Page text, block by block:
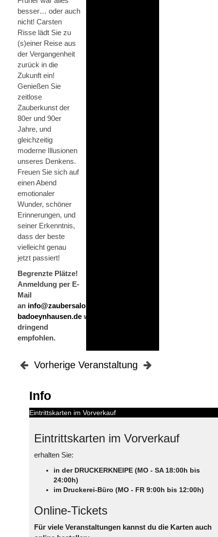
besser… oder auch
nicht! Carsten
Risse lädt Sie zu
(s)einer Reise aus
der Vergangenheit
zurück in die
Zukunft ein!
Genießen Sie
zeitlose
Zauberkunst der
80er und 90er
Jahre, und
gleichzeitig
moderne Illusionen
unseres Denkens.
Freuen Sie sich auf
einen Abend
emotionaler
Wunder, schöner
Erinnerungen, und
seiner Erkenntnis,
dass der beste
vielleicht genau
jetzt passiert!
Begrenzte Plätze!
Anmeldung per E-
Mail
an info@zaubersalon-
badoeynhausen.de wird
dringend
empfohlen.
Vorherige Veranstaltung
Info
Eintrittskarten im Vorverkauf
Eintrittskarten im Vorverkauf
erhalten Sie:
in der DRUCKERKNEIPE (MO - SA 18:00h bis
24:00h)
im Druckerei-Büro (MO - FR 9:00h bis 12:00h)
Online-Tickets
Für viele Veranstaltungen kannst du die Karten auch